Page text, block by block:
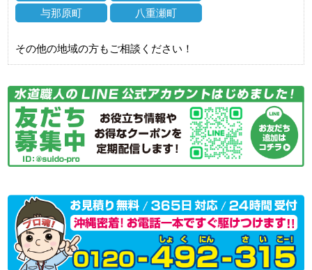
与那原町
八重瀬町
その他の地域の方もご相談ください！